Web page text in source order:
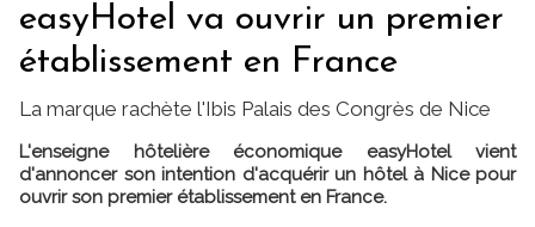
easyHotel va ouvrir un premier
établissement en France
La marque rachète l'Ibis Palais des Congrès de Nice
L'enseigne hôtelière économique easyHotel vient
d'annoncer son intention d'acquérir un hôtel à Nice pour
ouvrir son premier établissement en France.